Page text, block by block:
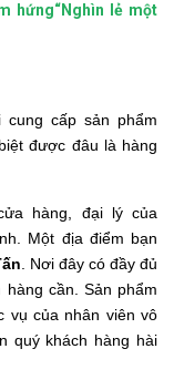
hứng“Nghìn lẻ một
cấp sản phẩm
được đâu là hàng
hàng, đại lý của
Một địa điểm bạn
. Nơi đây có đầy đủ
cần. Sản phẩm
vụ của nhân viên vô
quý khách hàng hài